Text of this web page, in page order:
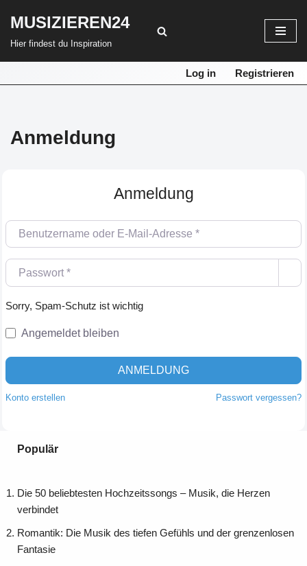
MUSIZIEREN24
Hier findest du Inspiration
Log in Registrieren
Anmeldung
Anmeldung
Benutzername oder E-Mail-Adresse
Passwort
Sorry, Spam-Schutz ist wichtig
Angemeldet bleiben
ANMELDUNG
Konto erstellen Passwort vergessen?
Populär
Die 50 beliebtesten Hochzeitssongs – Musik, die Herzen
verbindet
Romantik: Die Musik des tiefen Gefühls und der grenzenlosen
Fantasie